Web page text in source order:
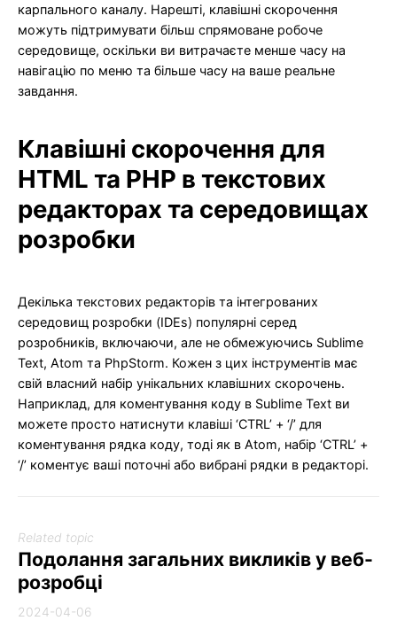
карпального каналу. Нарешті, клавішні скорочення
можуть підтримувати більш спрямоване робоче
середовище, оскільки ви витрачаєте менше часу на
навігацію по меню та більше часу на ваше реальне
завдання.
Клавішні скорочення для
HTML та PHP в текстових
редакторах та середовищах
розробки
Декілька текстових редакторів та інтегрованих
середовищ розробки (IDEs) популярні серед
розробників, включаючи, але не обмежуючись Sublime
Text, Atom та PhpStorm. Кожен з цих інструментів має
свій власний набір унікальних клавішних скорочень.
Наприклад, для коментування коду в Sublime Text ви
можете просто натиснути клавіші ‘CTRL’ + ‘/’ для
коментування рядка коду, тоді як в Atom, набір ‘CTRL’ +
‘/’ коментує ваші поточні або вибрані рядки в редакторі.
Related topic
Подолання загальних викликів у веб-
розробці
2024-04-06